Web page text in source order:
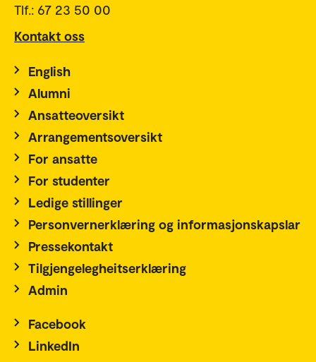
Tlf.: 67 23 50 00
Kontakt oss
English
Alumni
Ansatteoversikt
Arrangementsoversikt
For ansatte
For studenter
Ledige stillinger
Personvernerklæring og informasjonskapslar
Pressekontakt
Tilgjengelegheitserklæring
Admin
Facebook
LinkedIn